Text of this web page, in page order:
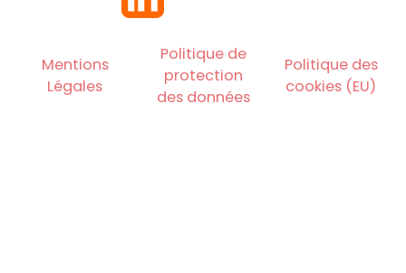
Mentions
Légales
Politique de
protection
des données
Politique des
cookies (EU)